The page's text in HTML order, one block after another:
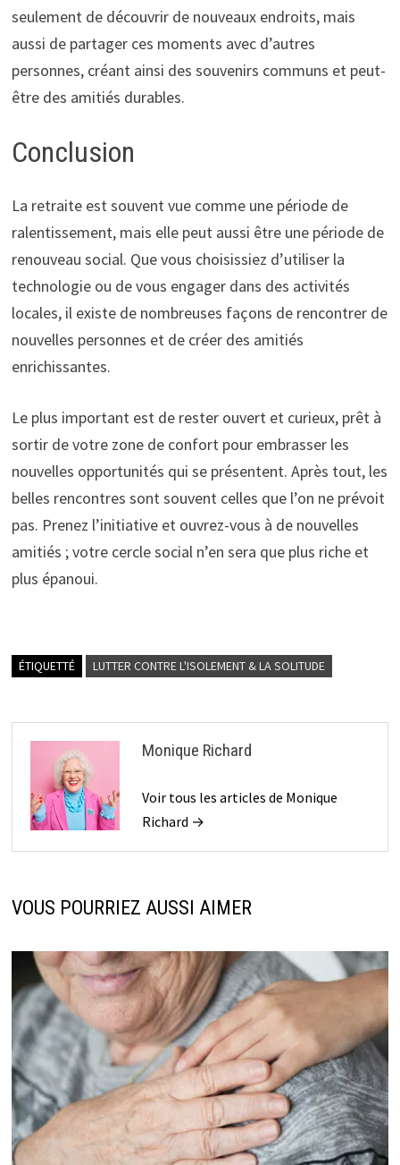
seulement de découvrir de nouveaux endroits, mais
aussi de partager ces moments avec d’autres
personnes, créant ainsi des souvenirs communs et peut-
être des amitiés durables.
Conclusion
La retraite est souvent vue comme une période de
ralentissement, mais elle peut aussi être une période de
renouveau social. Que vous choisissiez d’utiliser la
technologie ou de vous engager dans des activités
locales, il existe de nombreuses façons de rencontrer de
nouvelles personnes et de créer des amitiés
enrichissantes.
Le plus important est de rester ouvert et curieux, prêt à
sortir de votre zone de confort pour embrasser les
nouvelles opportunités qui se présentent. Après tout, les
belles rencontres sont souvent celles que l’on ne prévoit
pas. Prenez l’initiative et ouvrez-vous à de nouvelles
amitiés ; votre cercle social n’en sera que plus riche et
plus épanoui.
ÉTIQUETTÉ LUTTER CONTRE L'ISOLEMENT & LA SOLITUDE
Monique Richard
Voir tous les articles de Monique
Richard →
VOUS POURRIEZ AUSSI AIMER